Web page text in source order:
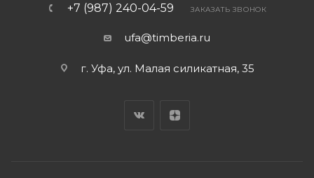
+7 (987) 240-04-59 ЗАКАЗАТЬ ЗВОНОК
ufa@timberia.ru
г. Уфа, ул. Малая силикатная, 35